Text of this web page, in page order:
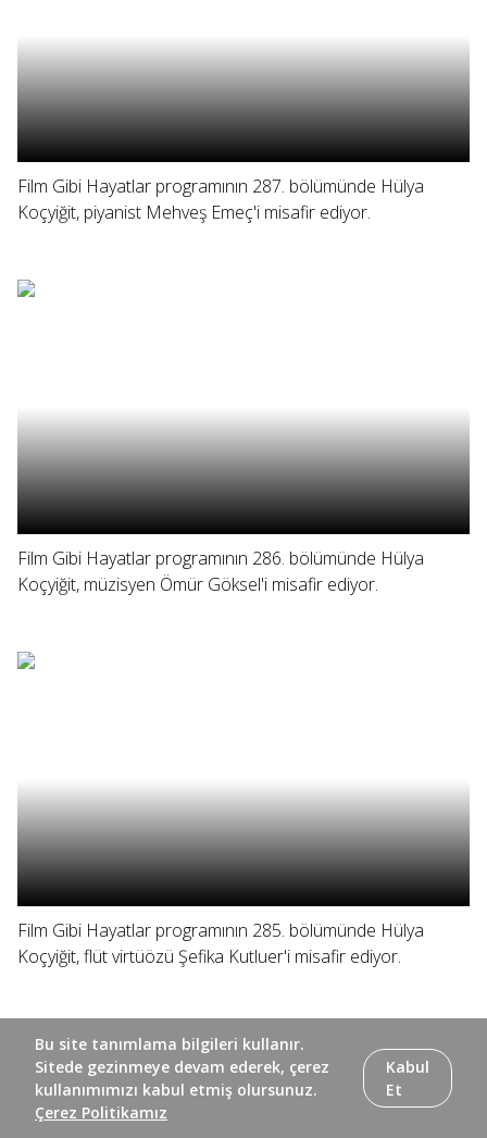
Film Gibi Hayatlar programının 287. bölümünde Hülya
Koçyiğit, piyanist Mehveş Emeç'i misafir ediyor.
Film Gibi Hayatlar programının 286. bölümünde Hülya
Koçyiğit, müzisyen Ömür Göksel'i misafir ediyor.
Film Gibi Hayatlar programının 285. bölümünde Hülya
Koçyiğit, flüt virtüözü Şefika Kutluer'i misafir ediyor.
Bu site tanımlama bilgileri kullanır.
Sitede gezinmeye devam ederek, çerez
kullanımımızı kabul etmiş olursunuz.
Çerez Politikamız
Kabul
Et